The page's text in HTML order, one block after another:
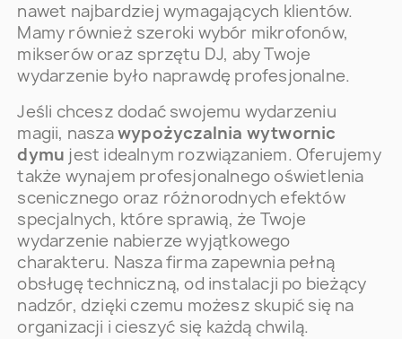
nawet najbardziej wymagających klientów.
Mamy również szeroki wybór mikrofonów,
mikserów oraz sprzętu DJ, aby Twoje
wydarzenie było naprawdę profesjonalne.
Jeśli chcesz dodać swojemu wydarzeniu
magii, naszawypożyczalnia wytwornic
dymu jest idealnym rozwiązaniem. Oferujemy
także wynajem profesjonalnego oświetlenia
scenicznego oraz różnorodnych efektów
specjalnych, które sprawią, że Twoje
wydarzenie nabierze wyjątkowego
charakteru. Nasza firma zapewnia pełną
obsługę techniczną, od instalacji po bieżący
nadzór, dzięki czemu możesz skupić się na
organizacji i cieszyć się każdą chwilą.